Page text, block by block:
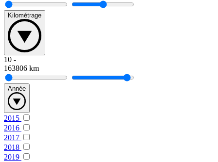
Kilométrage
10 -
163806 km
Année
2015
2016
2017
2018
2019